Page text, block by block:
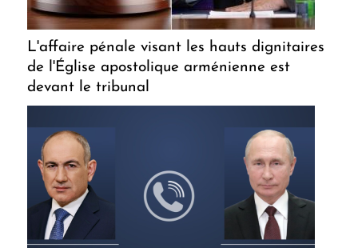
L'affaire pénale visant les hauts dignitaires
de l'Église apostolique arménienne est
devant le tribunal